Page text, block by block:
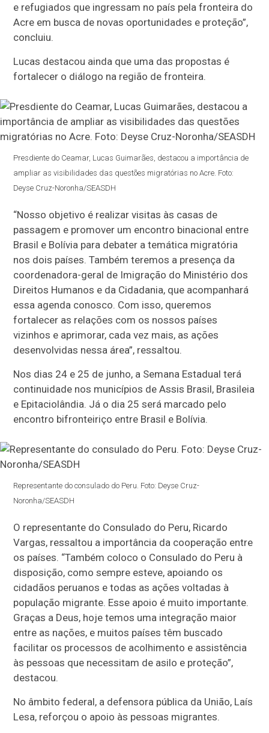
e refugiados que ingressam no país pela fronteira do
Acre em busca de novas oportunidades e proteção”,
concluiu.
Lucas destacou ainda que uma das propostas é
fortalecer o diálogo na região de fronteira.
Presdiente do Ceamar, Lucas Guimarães, destacou a importância de
ampliar as visibilidades das questões migratórias no Acre. Foto:
Deyse Cruz-Noronha/SEASDH
“Nosso objetivo é realizar visitas às casas de
passagem e promover um encontro binacional entre
Brasil e Bolívia para debater a temática migratória
nos dois países. Também teremos a presença da
coordenadora-geral de Imigração do Ministério dos
Direitos Humanos e da Cidadania, que acompanhará
essa agenda conosco. Com isso, queremos
fortalecer as relações com os nossos países
vizinhos e aprimorar, cada vez mais, as ações
desenvolvidas nessa área”, ressaltou.
Nos dias 24 e 25 de junho, a Semana Estadual terá
continuidade nos municípios de Assis Brasil, Brasileia
e Epitaciolândia. Já o dia 25 será marcado pelo
encontro bifronteiriço entre Brasil e Bolívia.
Representante do consulado do Peru. Foto: Deyse Cruz-
Noronha/SEASDH
O representante do Consulado do Peru, Ricardo
Vargas, ressaltou a importância da cooperação entre
os países. “Também coloco o Consulado do Peru à
disposição, como sempre esteve, apoiando os
cidadãos peruanos e todas as ações voltadas à
população migrante. Esse apoio é muito importante.
Graças a Deus, hoje temos uma integração maior
entre as nações, e muitos países têm buscado
facilitar os processos de acolhimento e assistência
às pessoas que necessitam de asilo e proteção”,
destacou.
No âmbito federal, a defensora pública da União, Laís
Lesa, reforçou o apoio às pessoas migrantes.